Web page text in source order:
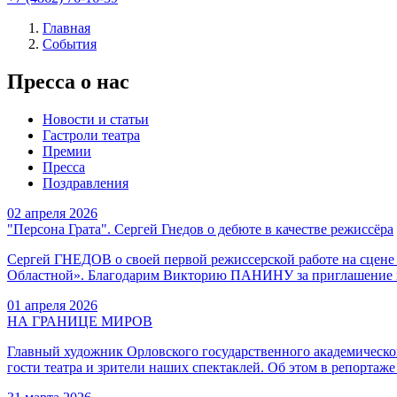
Главная
События
Пресса о нас
Новости и статьи
Гастроли театра
Премии
Пресса
Поздравления
02 апреля 2026
"Персона Грата". Сергей Гнедов о дебюте в качестве режиссёра
Сергей ГНЕДОВ о своей первой режиссерской работе на сцене
Областной». Благодарим Викторию ПАНИНУ за приглашение
01 апреля 2026
НА ГРАНИЦЕ МИРОВ
Главный художник Орловского государственного
гости театра и зрители наших спектаклей. Об этом в